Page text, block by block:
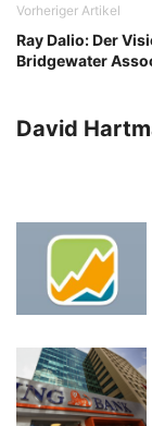
Vorheriger Artikel
Ray Dalio: Der
Bridgewater
David